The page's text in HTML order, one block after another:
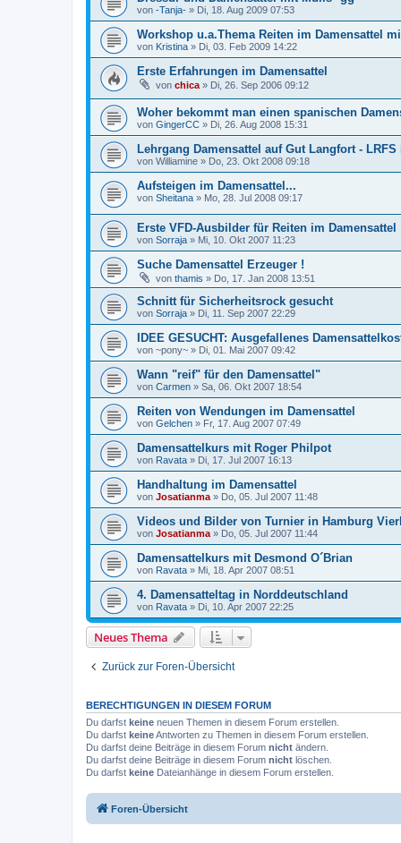
von -Tanja- » Di, 18. Aug 2009 07:53
Workshop u.a.Thema Reiten im Damensattel
von Kristina » Di, 03. Feb 2009 14:22
Erste Erfahrungen im Damensattel
von chica » Di, 26. Sep 2006 09:12
Woher bekommt man einen spanischen
von GingerCC » Di, 26. Aug 2008 15:31
Lehrgang Damensattel auf Gut Langfort -
von Williamine » Do, 23. Okt 2008 09:18
Aufsteigen im Damensattel...
von Sheitana » Mo, 28. Jul 2008 09:17
Erste VFD-Ausbilder für Reiten im Damensattel
von Sorraja » Mi, 10. Okt 2007 11:23
Suche Damensattel Erzeuger !
von thamis » Do, 17. Jan 2008 13:51
Schnitt für Sicherheitsrock gesucht
von Sorraja » Di, 11. Sep 2007 22:29
IDEE GESUCHT: Ausgefallenes
von ~pony~ » Di, 01. Mai 2007 09:42
Wann "reif" für den Damensattel"
von Carmen » Sa, 06. Okt 2007 18:54
Reiten von Wendungen im Damensattel
von Gelchen » Fr, 17. Aug 2007 07:49
Damensattelkurs mit Roger Philpot
von Ravata » Di, 17. Jul 2007 16:13
Handhaltung im Damensattel
von Josatianma » Do, 05. Jul 2007 11:48
Videos und Bilder von Turnier in Hamburg
von Josatianma » Do, 05. Jul 2007 11:44
Damensattelkurs mit Desmond O´Brian
von Ravata » Mi, 18. Apr 2007 08:51
4. Damensatteltag in Norddeutschland
von Ravata » Di, 10. Apr 2007 22:25
Neues Thema
Zurück zur Foren-Übersicht
BERECHTIGUNGEN IN DIESEM FORUM
Du darfst keine neuen Themen in diesem Forum erstellen.
Du darfst keineAntworten zu Themen in diesem Forum erstellen.
Du darfst deine Beiträge in diesem Forum nicht ändern.
Du darfst deine Beiträge in diesem Forum nicht löschen.
Du darfst keine Dateianhänge in diesem Forum erstellen.
Foren-Übersicht